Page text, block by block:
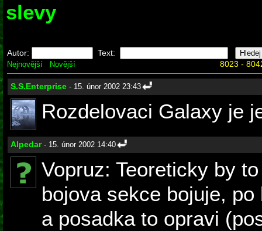
slevy
Autor: Text:
Nejnovější Novější 8023 -
S.S.Enterprise - 15. únor 2002 23:43
Rozdelovaci Galaxy je
Alpedar- 15. únor 2002 14:40
Vopruz: Teoreticky by
bojova sekce bojuje,
a posadka to opravi